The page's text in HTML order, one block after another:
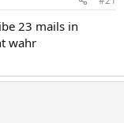
23 mails in
wahr